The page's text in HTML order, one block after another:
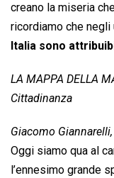
creano la miseria
ricordiamo che negli
Italia sono
LA MAPPA DELLA
Cittadinanza
Giacomo
Oggi siamo qua al
l’ennesimo grande